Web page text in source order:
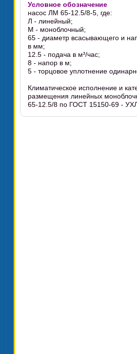
Условное обозначение
насос ЛМ 65-12.5/8-5, где:
Л - линейный;
М - моноблочный;
65 - диаметр всасывающего и
в мм;
12.5 - подача в м³/час;
8 - напор в м;
5 - торцовое уплотнение
Климатическое исполнение и
размещения линейных
65-12.5/8 по ГОСТ 15150-69 -